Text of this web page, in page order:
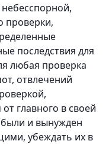
небесспорной,
проверки,
последствия для
любая проверка
отвлечений
главного в своей
и вынужден
убеждать их в